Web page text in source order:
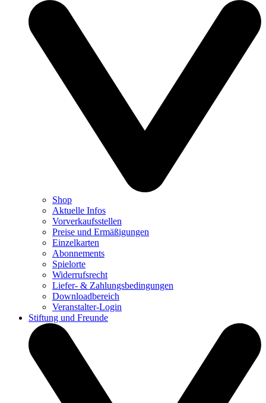
Shop
Aktuelle Infos
Vorverkaufsstellen
Preise und Ermäßigungen
Einzelkarten
Abonnements
Spielorte
Widerrufsrecht
Liefer- & Zahlungsbedingungen
Downloadbereich
Veranstalter-Login
Stiftung und Freunde